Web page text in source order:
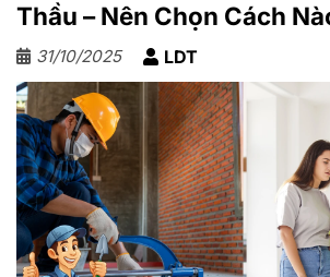
Thầu – Nên Chọn Cách
31/10/2025 LDT